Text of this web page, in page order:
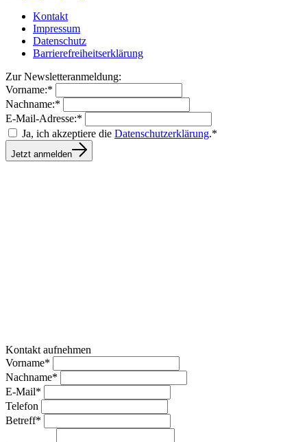
Kontakt
Impressum
Datenschutz
Barrierefreiheitserklärung
Zur Newsletteranmeldung:
Vorname:*
Nachname:*
E-Mail-Adresse:*
Ja, ich akzeptiere die Datenschutzerklärung.*
Jetzt anmelden
Kontakt aufnehmen
Vorname*
Nachname*
E-Mail*
Telefon
Betreff*